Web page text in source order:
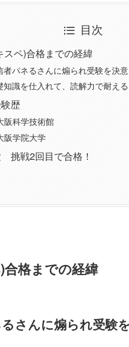
目次
ペ)合格までの経緯
者パネるさんに煽られ受験を決意
識を仕入れて、読解力で耐える
歴
阪科学技術館
阪学院大学
挑戦2回目で合格！
格までの経緯
さんに煽られ受験